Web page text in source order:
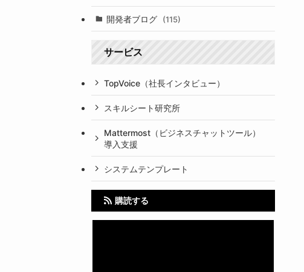
開発者ブログ (115)
サービス
TopVoice（社長インタビュー）
スキルシート研究所
Mattermost（ビジネスチャットツール）
導入支援
システムテンプレート
購読する